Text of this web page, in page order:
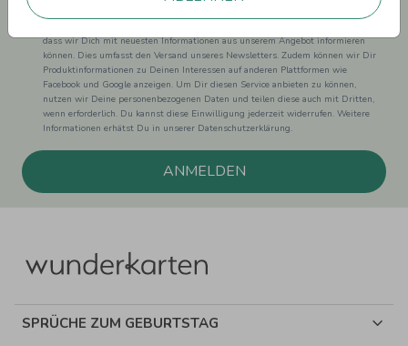
dass wir Dich mit neuesten Informationen aus unserem Angebot informieren
können. Dies umfasst den Versand unseres Newsletters. Zudem können wir Dir
Produktinformationen zu Deinen Interessen auf anderen Plattformen wie
Facebook und Google anzeigen. Um Dir diesen Service anbieten zu können,
nutzen wir Deine personenbezogenen Daten und teilen diese auch mit Dritten,
wenn erforderlich. Du kannst diese Einwilligung jederzeit widerrufen. Weitere
Informationen erhätst Du in unserer Datenschutzerklärung.
ANMELDEN
SPRÜCHE ZUM GEBURTSTAG